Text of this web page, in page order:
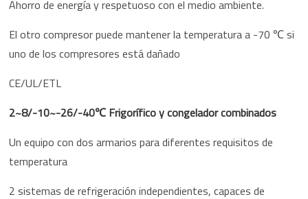
Ahorro de energía y respetuoso con el medio ambiente.
El otro compresor puede mantener la temperatura a -70 ℃ si
uno de los compresores está dañado
CE/UL/ETL
2~8/-10~-26/-40℃ Frigorífico y congelador combinados
Un equipo con dos armarios para diferentes requisitos de
temperatura
2 sistemas de refrigeración independientes, capaces de